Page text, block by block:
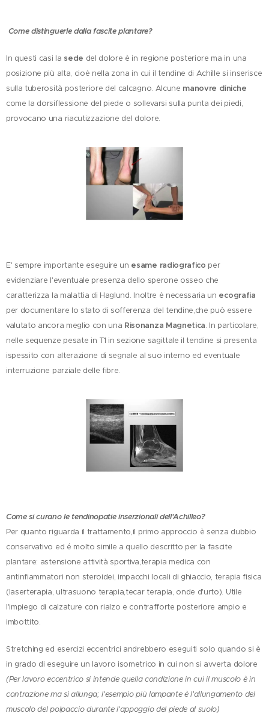
Come distinguerle dalla fascite plantare?
In questi casi la sede del dolore è in regione posteriore ma in una
posizione più alta, cioè nella zona in cui il tendine di Achille si inserisce
sulla tuberosità posteriore del calcagno. Alcune manovre cliniche
come la dorsiflessione del piede o sollevarsi sulla punta dei piedi,
provocano una riacutizzazione del dolore.
E' sempre importante eseguire un esame radiografico per
evidenziare l'eventuale presenza dello sperone osseo che
caratterizza la malattia di Haglund. Inoltre è necessaria un ecografia
per documentare lo stato di sofferenza del tendine,che può essere
valutato ancora meglio con una Risonanza Magnetica. In particolare,
nelle sequenze pesate in T1 in sezione sagittale il tendine si presenta
ispessito con alterazione di segnale al suo interno ed eventuale
interruzione parziale delle fibre.
Come si curano le tendinopatie inserzionali dell'Achilleo?
Per quanto riguarda il trattamento,il primo approccio è senza dubbio
conservativo ed é molto simile a quello descritto per la fascite
plantare: astensione attività sportiva,terapia medica con
antinfiammatori non steroidei, impacchi locali di ghiaccio, terapia fisica
(laserterapia, ultrasuono terapia,tecar terapia, onde d'urto). Utile
l'impiego di calzature con rialzo e contrafforte posteriore ampio e
imbottito.
Stretching ed esercizi eccentrici andrebbero eseguiti solo quando si è
in grado di eseguire un lavoro isometrico in cui non si avverta dolore
(Per lavoro eccentrico si intende quella condizione in cui il muscolo è in
contrazione ma si allunga; l'esempio più lampante è l'allungamento del
muscolo del polpaccio durante l'appoggio del piede al suolo)